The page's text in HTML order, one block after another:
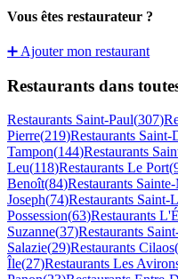
Vous êtes restaurateur ?
➕ Ajouter mon restaurant
Restaurants dans
Restaurants Saint-Paul(307)
Pierre(219)Restaurants Saint-
Tampon(144)Restaurants
Leu(118)Restaurants Le Port(
Benoît(84)Restaurants
Joseph(74)Restaurants Saint-
Possession(63)Restaurants
Suzanne(37)Restaurants
Salazie(29)Restaurants Cilaos(
Île(27)Restaurants Les